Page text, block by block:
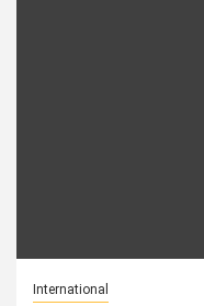
International